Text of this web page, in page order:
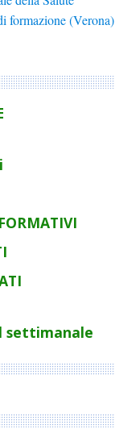
formazione (Verona)
settimanale